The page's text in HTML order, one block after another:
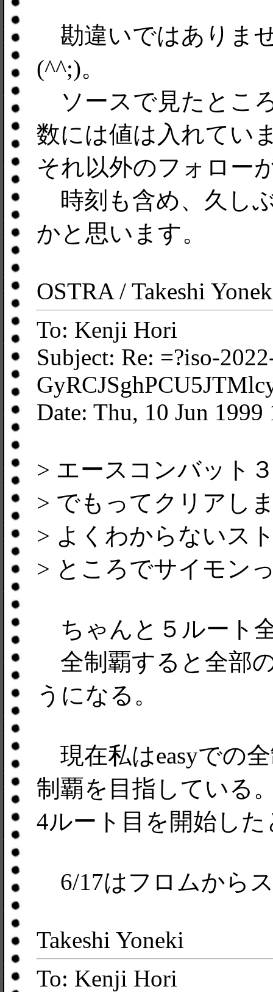
勘違いではありま
(^^;)。
ソースで見たとこ
数には値は入れてい
それ以外のフォロー
時刻も含め、久し
かと思います。
OSTRA / Takeshi
To: Kenji Hori
Subject: Re: =?iso-
Date: Thu, 10 Jun
> エースコンバット
> でもってクリアし
> よくわからないス
> ところでサイモン
ちゃんと５ルート
全制覇すると全部
うになる。
現在私はeasyでの
制覇を目指している
4ルート目を開始し
6/17はフロムから
Takeshi Yoneki
To: Kenji Hori